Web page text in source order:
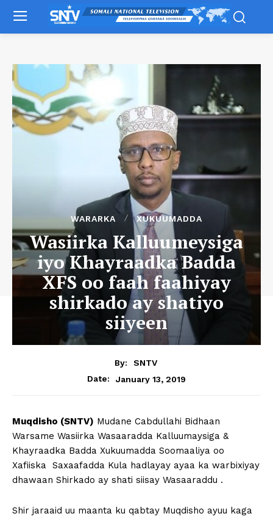
WARARKA XUKUUMADDA
Wasiirka Kalluumeysiga
iyo Khayraadka Badda
XFS oo faah faahiyay
shirkado ay shatiyo
siiyeen
By:
SNTV
Date:
January 13, 2019
Muqdisho (SNTV) Mudane Cabdullahi Bidhaan
Warsame Wasiirka Wasaaradda Kalluumaysiga &
Khayraadka Badda Xukuumadda Soomaaliya oo
Xafiiska Saxaafadda Kula hadlayay ayaa ka warbixiyay
dhawaan Shirkado ay shati siisay Wasaaraddu .
Shir jaraaid uu maanta ku qabtay Muqdisho ayuu kaga